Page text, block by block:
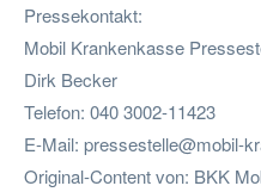
Pressekontakt:
Mobil Krankenkasse
Dirk Becker
Telefon: 040 3002-11423
E-Mail: pressestelle@mobil-
Original-Content von: BKK